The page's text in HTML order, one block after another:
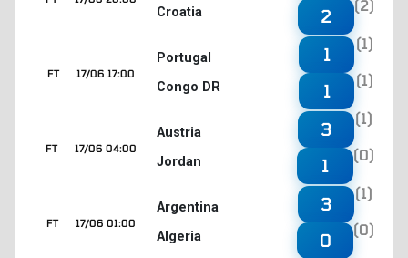
Croatia
2
(2)
17/06 17:00
FT
Portugal
Congo DR
1
(1)
1
(1)
17/06 04:00
FT
Austria
Jordan
3
(1)
1
(0)
17/06 01:00
FT
Argentina
Algeria
3
(1)
0
(0)